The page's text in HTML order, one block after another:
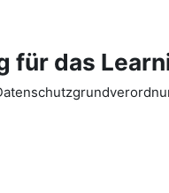
für das